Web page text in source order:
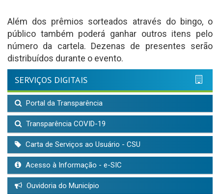
Além dos prêmios sorteados através do bingo, o
público também poderá ganhar outros itens pelo
número da cartela. Dezenas de presentes serão
distribuídos durante o evento.
SERVIÇOS DIGITAIS
Portal da Transparência
Transparência COVID-19
Carta de Serviços ao Usuário - CSU
Acesso à Informação - e-SIC
Ouvidoria do Município